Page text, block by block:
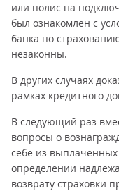
или полис на
был ознакомлен с
банка по
незаконны.
В других случаях
рамках кредитного
В следующий раз
вопросы о
себе из
определении
возврату страховки